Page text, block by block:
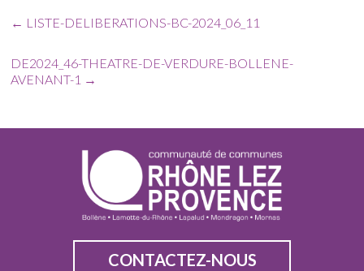
← LISTE-DELIBERATIONS-BC-2024_06_11
DE2024_46-THEATRE-DE-VERDURE-BOLLENE-
AVENANT-1 →
CONTACTEZ-NOUS